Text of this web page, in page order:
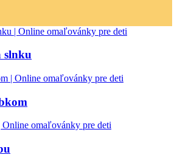
slnku